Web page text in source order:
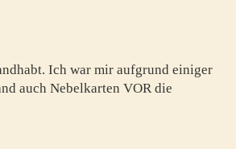
Ich war mir aufgrund einiger
auch Nebelkarten VOR die